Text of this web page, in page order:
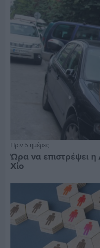
Πριν 5 ημέρες
Ώρα να επιστρέψει η
Χίο